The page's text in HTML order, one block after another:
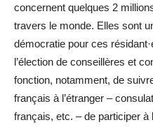
concernent quelques 2
travers le monde. Elles sont
démocratie pour ces
l’élection de conseillères et
fonction, notamment, de
français à l’étranger –
français, etc. – de participer à